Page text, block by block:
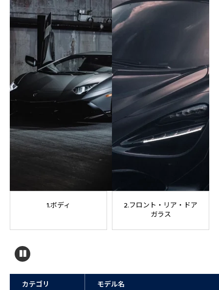
1.ボディ
2.フロント・リア・ドア
ガラス
カテゴリ モデル名